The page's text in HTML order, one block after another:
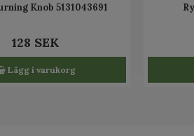
Knob 5131043691
128 SEK
Lägg i varukorg